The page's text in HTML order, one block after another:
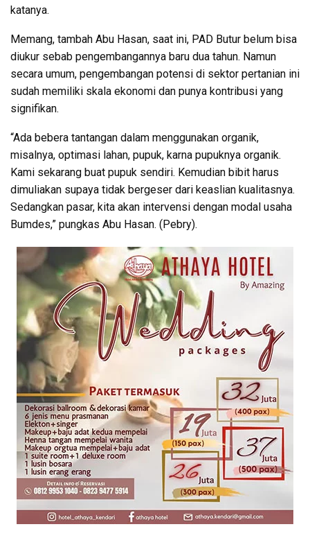
katanya.
Memang, tambah Abu Hasan, saat ini, PAD Butur belum bisa
diukur sebab pengembangannya baru dua tahun. Namun
secara umum, pengembangan potensi di sektor pertanian ini
sudah memiliki skala ekonomi dan punya kontribusi yang
signifikan.
“Ada bebera tantangan dalam menggunakan organik,
misalnya, optimasi lahan, pupuk, karna pupuknya organik.
Kami sekarang buat pupuk sendiri. Kemudian bibit harus
dimuliakan supaya tidak bergeser dari keaslian kualitasnya.
Sedangkan pasar, kita akan intervensi dengan modal usaha
Bumdes,” pungkas Abu Hasan. (Pebry).